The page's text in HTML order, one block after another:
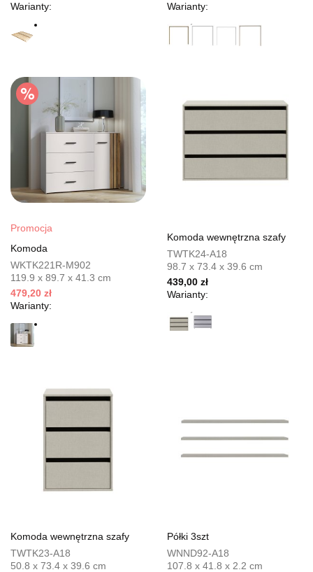
Warianty:
Warianty:
Promocja
Komoda
WKTK221R-M902
119.9 x 89.7 x 41.3 cm
479,20 zł
Warianty:
Komoda wewnętrzna szafy
TWTK24-A18
98.7 x 73.4 x 39.6 cm
439,00 zł
Warianty:
Komoda wewnętrzna szafy
TWTK23-A18
50.8 x 73.4 x 39.6 cm
Półki 3szt
WNND92-A18
107.8 x 41.8 x 2.2 cm